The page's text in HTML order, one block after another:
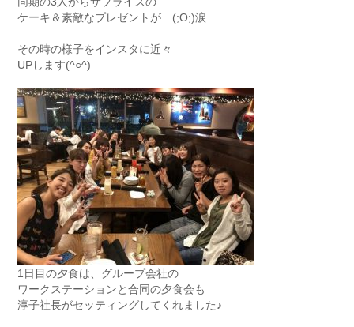
ケーキ＆素敵なプレゼントが (;O;)涙
その時の様子をインスタに近々
UPします(^○^)
1日目の夕食は、グループ会社の
ワークステーションと合同の夕食会も
淳子社長がセッティングしてくれました♪